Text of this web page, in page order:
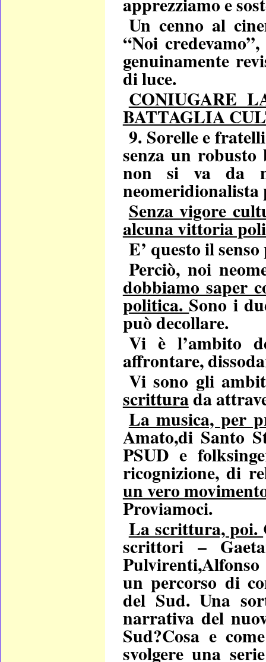
Un cenno al
“Noi
genuinamente
di luce.
CONIUGARE
BATTAGLIA
9. Sorelle e
senza un robusto
non si va da
neomeridionalista
Senza vigore
alcuna vittoria
E’ questo il
Perciò, noi
dobbiamo saper
politica.Sono i
può decollare.
Vi è l’ambito
affrontare,
Vi sono gli
scritturada
La musica, per
Amato,di Santo
PSUD e
ricognizione, di
un vero
Proviamoci.
La scrittura, poi.
scrittori –
un percorso di
del Sud. Una
narrativa del
Sud?Cosa e
svolgere una